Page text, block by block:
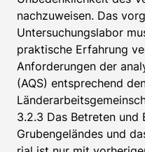
nachzuweisen. Das
Untersuchungslabor
praktische Erfahrung
Anforderungen der
(AQS) entsprechend
3.2.3 Das Betreten und
Grubengeländes und